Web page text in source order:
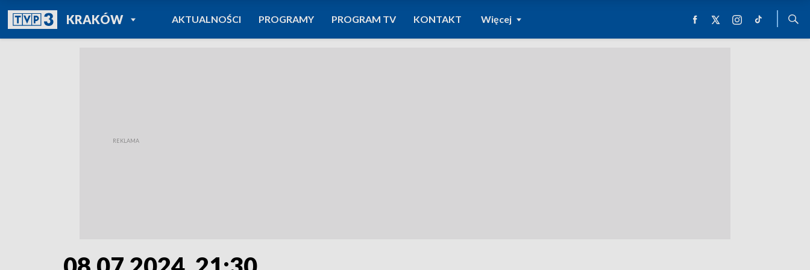
KRAKÓWPOWRÓT DO
TVP REGIONY
AKTUALNOŚCI PROGRAMY PROGRAM TV KONTAKT Więcej